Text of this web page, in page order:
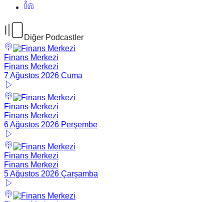
Diğer Podcastler
Finans Merkezi
Finans Merkezi
7 Ağustos 2026 Cuma
Finans Merkezi
Finans Merkezi
6 Ağustos 2026 Perşembe
Finans Merkezi
Finans Merkezi
5 Ağustos 2026 Çarşamba